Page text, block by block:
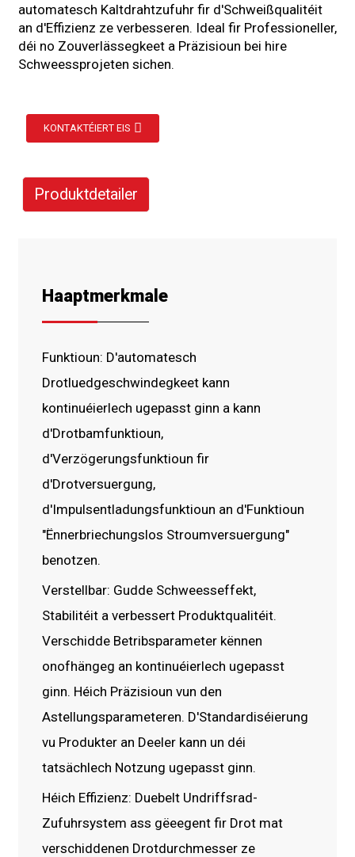
automatesch Kaltdrahtzufuhr fir d'Schweißqualitéit
an d'Effizienz ze verbesseren. Ideal fir Professioneller,
déi no Zouverlässegkeet a Präzisioun bei hire
Schweessprojeten sichen.
KONTAKTÉIERT EIS
Produktdetailer
Haaptmerkmale
Funktioun: D'automatesch
Drotluedgeschwindegkeet kann
kontinuéierlech ugepasst ginn a kann
d'Drotbamfunktioun,
d'Verzögerungsfunktioun fir
d'Drotversuergung,
d'Impulsentladungsfunktioun an d'Funktioun
"Ënnerbriechungslos Stroumversuergung"
benotzen.
Verstellbar: Gudde Schweesseffekt,
Stabilitéit a verbessert Produktqualitéit.
Verschidde Betribsparameter kënnen
onofhängeg an kontinuéierlech ugepasst
ginn. Héich Präzisioun vun den
Astellungsparameteren. D'Standardiséierung
vu Produkter an Deeler kann un déi
tatsächlech Notzung ugepasst ginn.
Héich Effizienz: Duebelt Undriffsrad-
Zufuhrsystem ass gëeegent fir Drot mat
verschiddenen Drotdurchmesser ze